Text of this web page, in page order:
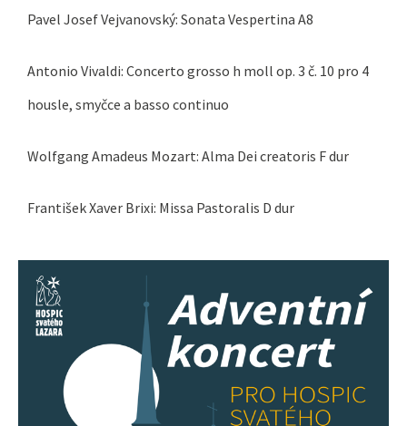
Pavel Josef Vejvanovský: Sonata Vespertina A8
Antonio Vivaldi: Concerto grosso h moll op. 3 č. 10 pro 4
housle, smyčce a basso continuo
Wolfgang Amadeus Mozart: Alma Dei creatoris F dur
František Xaver Brixi: Missa Pastoralis D dur